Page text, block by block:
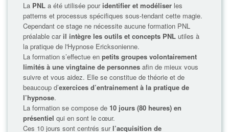
La PNL a été utilisée pour identifier et modéliser les
patterns et processus spécifiques sous-tendant cette magie.
Cependant ce stage ne nécessite aucune formation PNL
préalable car il intègre les outils et concepts PNL utiles à
la pratique de l'Hypnose Ericksonienne.
La formation s’effectue en petits groupes volontairement
limités à une vingtaine de personnes afin de mieux vous
suivre et vous aidez. Elle se constitue de théorie et de
beaucoup d’exercices d’entrainement à la pratique de
l’hypnose.
La formation se compose de 10 jours (80 heures) en
présentiel qui en sont le cœur.
Ces 10 jours sont centrés sur l’acquisition de